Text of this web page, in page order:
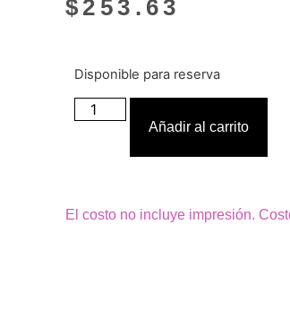
$ 253.63
Disponible para reserva
Añadir al carrito
El costo no incluye impresión.